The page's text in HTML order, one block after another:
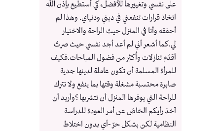
على نفسي وتغييرها للأفضل، كي أستطيع بإذن الله
اتخاذ قرارات تنفعني في ديني ودنياي. وهذا لم
أحققه وأنا في المنزل حيث الراحة والاختيار
لي.كما أشعر أني لم أعد أجد نفسي حيث صرتُ
أقدّم تنازلات وأُكثِر من فضول المباحات.فكيف
للمرأة المسلمة أن تكون عاملة لدينها جدية
صابرة محتسبة مشغلة وقتها بما ينفع ولا تترك
للراحة التي يوفرها المنزل أن تتشربها ؟وأريد أن
آخذ رأيكم الخاصّ عن أمر العودة للدراسة
النظامية لكن بشكل حرّ -أي بدون اختلاط